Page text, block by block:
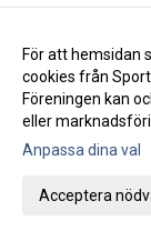
Resultat Gurrasimmet
Klädförsäljning
För att hemsidan
cookies från
Föreningen kan
eller
Anpassa dina val
Acceptera